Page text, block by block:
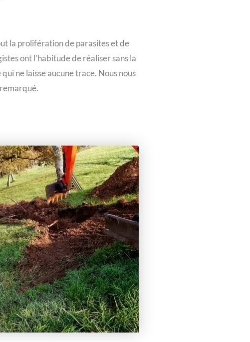
la prolifération de parasites et de
ont l’habitude de réaliser sans la
ne laisse aucune trace. Nous nous